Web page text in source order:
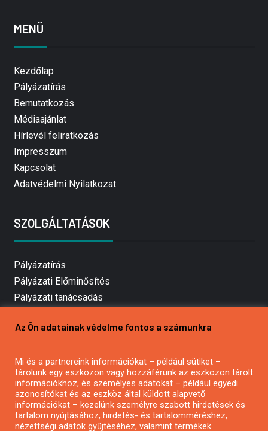
MENÜ
Kezdőlap
Pályázatírás
Bemutatkozás
Médiaajánlat
Hírlevél feliratkozás
Impresszum
Kapcsolat
Adatvédelmi Nyilatkozat
SZOLGÁLTATÁSOK
Pályázatírás
Pályázati Előminősítés
Pályázati tanácsadás
Mezőgazdasági pályázatírás
Pályázatírás civil szervezeteknek
Pályázatírás önkormányzatoknak
Pályázatfigyelés
Specifikus pályázatfigyelés vagy hírlevél
Az Ön adatainak védelme fontos a számunkra
Mi és a partnereink információkat – például sütiket –
tárolunk egy eszközön vagy hozzáférünk az eszközön tárolt
információkhoz, és személyes adatokat – például egyedi
azonosítókat és az eszköz által küldött alapvető
információkat – kezelünk személyre szabott hirdetések és
tartalom nyújtásához, hirdetés- és tartalomméréshez,
nézettségi adatok gyűjtéséhez, valamint termékek